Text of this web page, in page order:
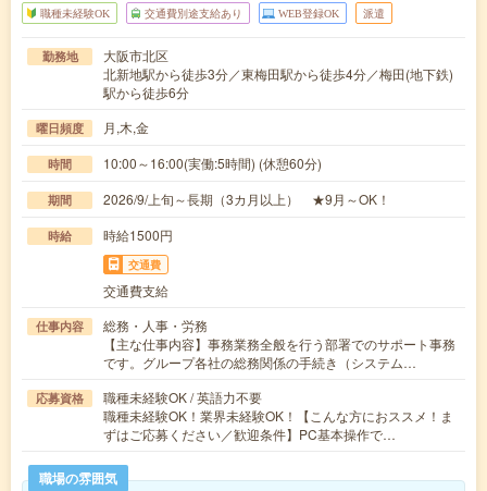
職種未経験OK 交通費別途支給あり WEB登録OK 派遣
勤務地
大阪市北区
北新地駅から徒歩3分／東梅田駅から徒歩4分／梅田(地下鉄)
駅から徒歩6分
曜日頻度 月,木,金
時間 10:00～16:00(実働:5時間) (休憩60分)
期間 2026/9/上旬～長期（3カ月以上） ★9月～OK！
時給 時給1500円
交通費
交通費支給
仕事内容
総務・人事・労務
【主な仕事内容】事務業務全般を行う部署でのサポート事務
です。グループ各社の総務関係の手続き（システム…
応募資格
職種未経験OK / 英語力不要
職種未経験OK！業界未経験OK！【こんな方におススメ！ま
ずはご応募ください／歓迎条件】PC基本操作で…
職場の雰囲気